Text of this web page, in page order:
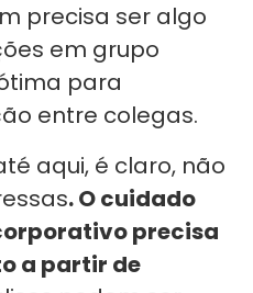
precisa ser algo
em grupo
para
entre colegas.
aqui, é claro, não
. O cuidado
precisa
a partir de